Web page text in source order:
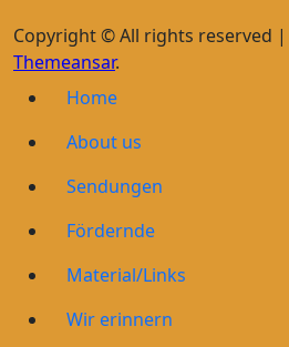
Copyright © All rights reserved |
Themeansar.
Home
About us
Sendungen
Fördernde
Material/Links
Wir erinnern